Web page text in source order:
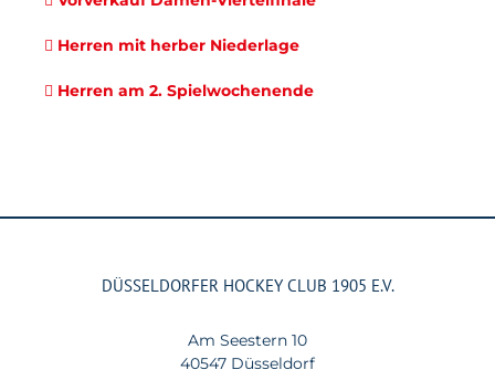
Herren mit herber Niederlage
Herren am 2. Spielwochenende
DÜSSELDORFER HOCKEY CLUB 1905 E.V.
Am Seestern 10
40547 Düsseldorf